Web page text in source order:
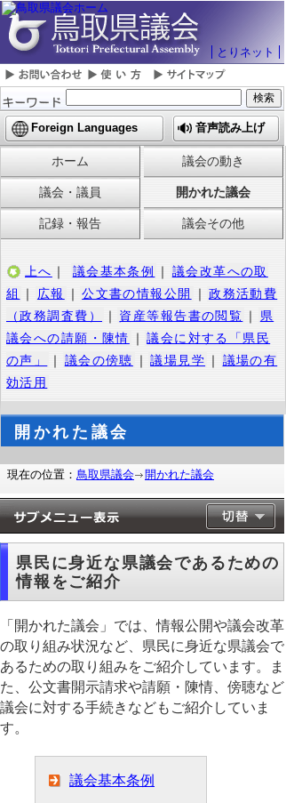
とりネット
Foreign Languages 音声読み上げ
ホーム 議会の動き
議会・議員 開かれた議会
記録・報告 議会その他
上へ ｜ 議会基本条例 ｜
議会改革への取
組
｜ 広報 ｜ 公文書の情報公開 ｜ 政務活動費
（政務調査費）
｜ 資産等報告書の閲覧 ｜
県
議会への請願・陳情
｜ 議会に対する「県民
の声」
｜ 議会の傍聴 ｜ 議場見学 ｜
議場の有
効活用
開かれた議会
現在の位置： 鳥取県議会 開かれた議会
県民に身近な県議会であるための
情報をご紹介
「開かれた議会」では、情報公開や議会改革
の取り組み状況など、県民に身近な県議会で
あるための取り組みをご紹介しています。ま
た、公文書開示請求や請願・陳情、傍聴など
議会に対する手続きなどもご紹介していま
す。
議会基本条例